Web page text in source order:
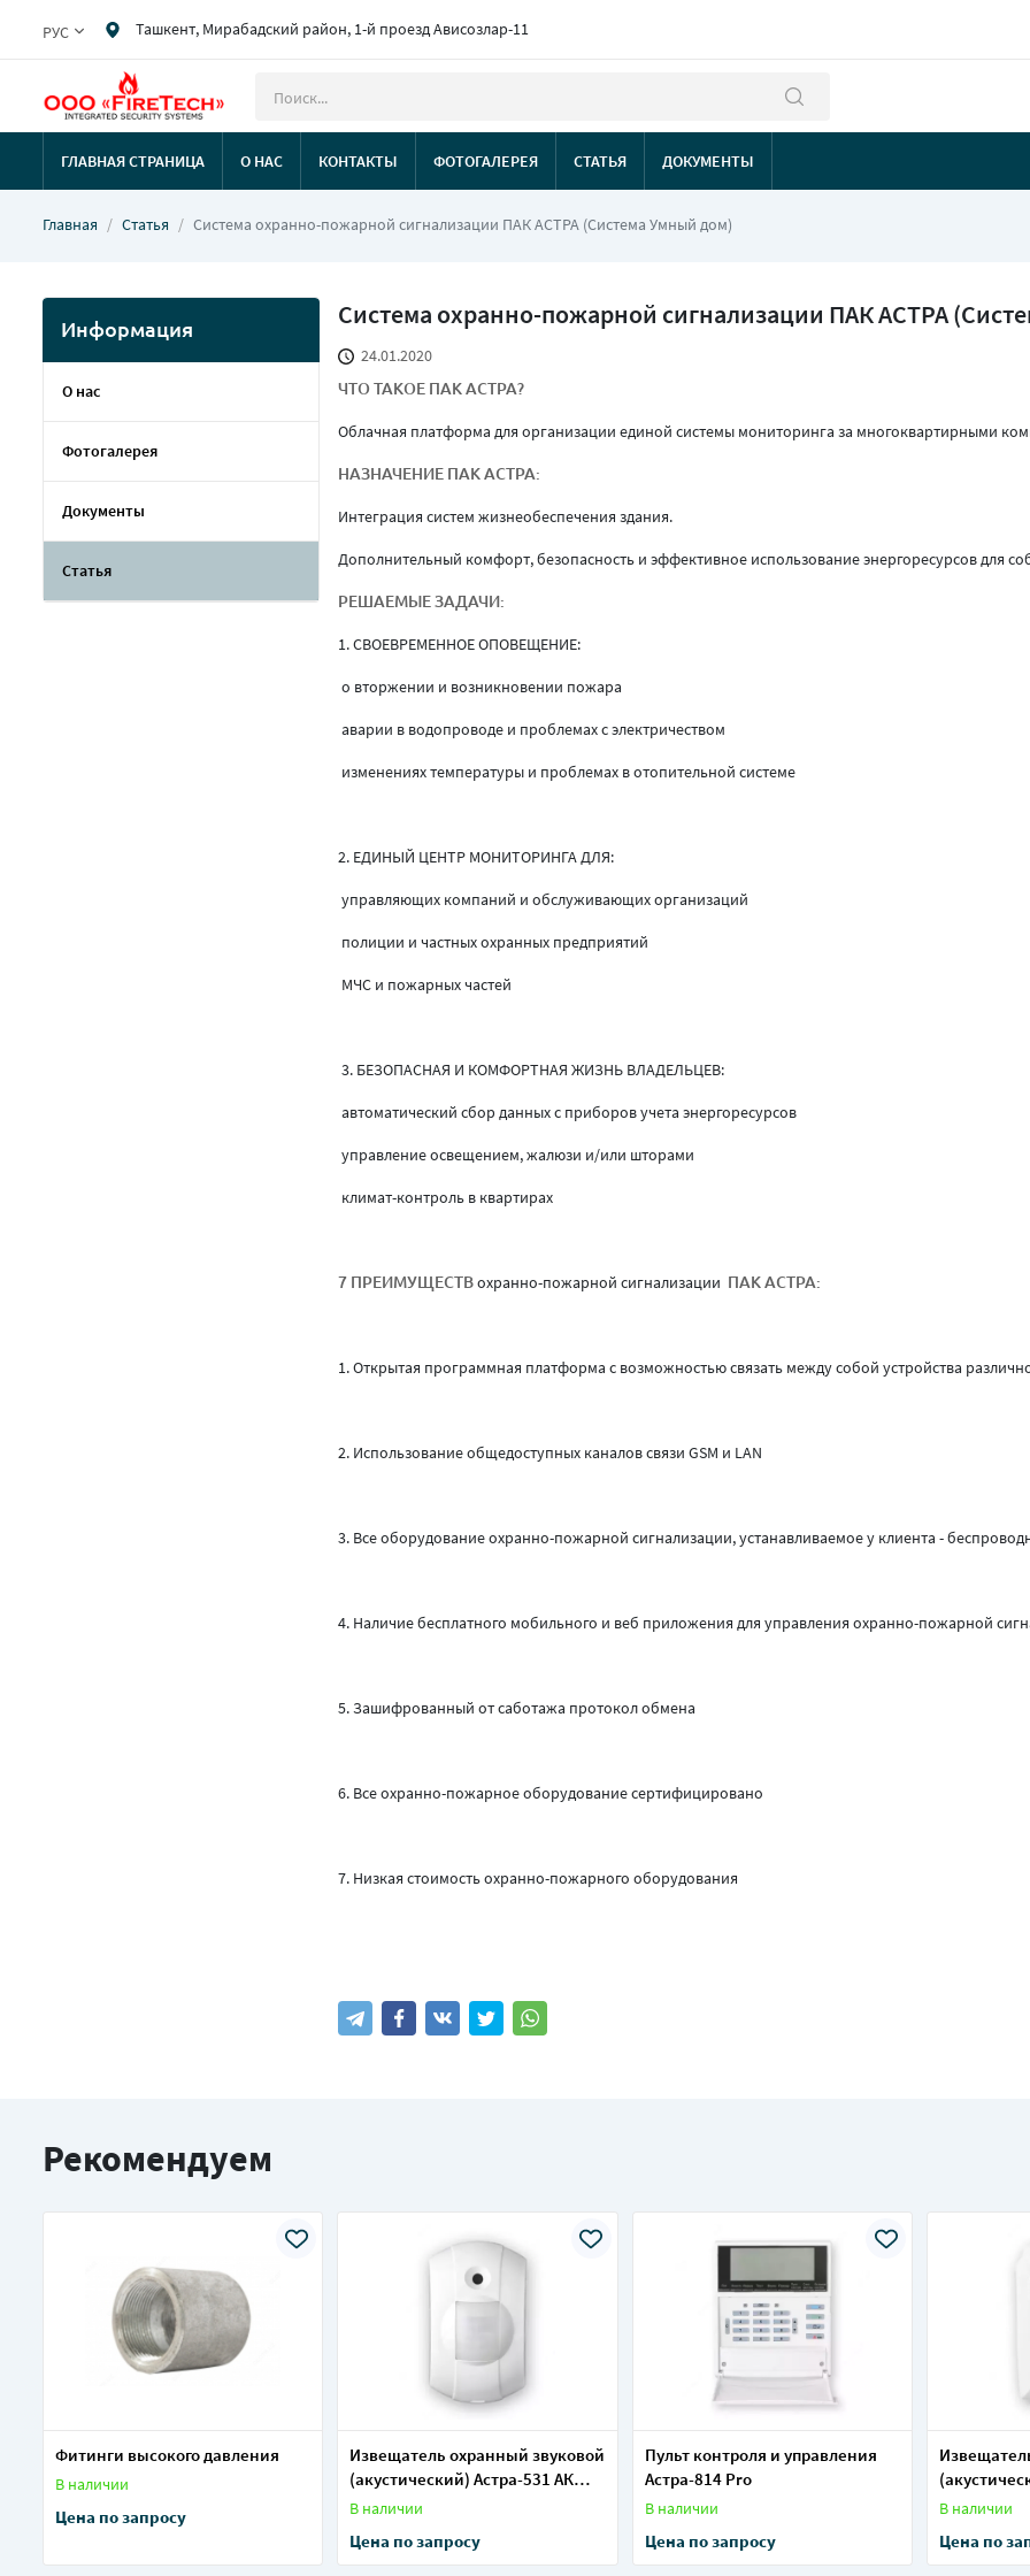
РУС Ташкент, Мирабадский район, 1-й проезд Ависозлар-11
ГЛАВНАЯ СТРАНИЦА О НАС КОНТАКТЫ ФОТОГАЛЕРЕЯ СТАТЬЯ ДОКУМЕНТЫ
Главная Статья Система охранно-пожарной сигнализации ПАК АСТРА (Система Умный дом)
Информация
О нас
Фотогалерея
Документы
Статья
Система охранно-пожарной сигнализации ПАК АСТРА
24.01.2020
ЧТО ТАКОЕ ПАК АСТРА?
Облачная платформа для организации единой системы мониторинга за многоквартирными
НАЗНАЧЕНИЕ ПАК АСТРА:
Интеграция систем жизнеобеспечения здания.
Дополнительный комфорт, безопасность и эффективное использование энергоресурсов для
РЕШАЕМЫЕ ЗАДАЧИ:
1. СВОЕВРЕМЕННОЕ ОПОВЕЩЕНИЕ:
о вторжении и возникновении пожара
аварии в водопроводе и проблемах с электричеством
изменениях температуры и проблемах в отопительной системе
2. ЕДИНЫЙ ЦЕНТР МОНИТОРИНГА ДЛЯ:
управляющих компаний и обслуживающих организаций
полиции и частных охранных предприятий
МЧС и пожарных частей
3. БЕЗОПАСНАЯ И КОМФОРТНАЯ ЖИЗНЬ ВЛАДЕЛЬЦЕВ:
автоматический сбор данных с приборов учета энергоресурсов
управление освещением, жалюзи и/или шторами
климат-контроль в квартирах
7 ПРЕИМУЩЕСТВохранно-пожарной сигнализации ПАК АСТРА:
1. Открытая программная платформа с возможностью связать между собой устройства
2. Использование общедоступных каналов связи GSM и LAN
3. Все оборудование охранно-пожарной сигнализации, устанавливаемое у клиента -
4. Наличие бесплатного мобильного и веб приложения для управления охранно-пожарной
5. Зашифрованный от саботажа протокол обмена
6. Все охранно-пожарное оборудование сертифицировано
7. Низкая стоимость охранно-пожарного оборудования
Рекомендуем
Фитинги высокого давления
В наличии
Цена по запросу
Извещатель охранный звуковой
(акустический) Астра-531 АК
(ИО 329-16)
В наличии
Цена по запросу
Пульт контроля и управления
Астра-814 Pro
В наличии
Цена по запросу
5)
В наличии
Цена по